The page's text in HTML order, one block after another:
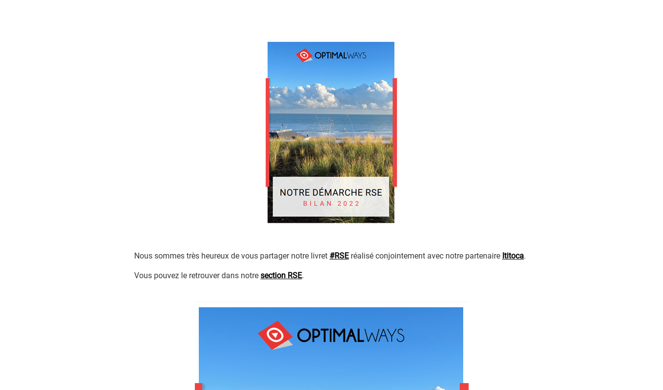
Nous sommes très heureux de vous partager notre livret #RSEréalisé conjointement avec notre partenaire Ititoca.
Vous pouvez le retrouver dans notre section RSE.